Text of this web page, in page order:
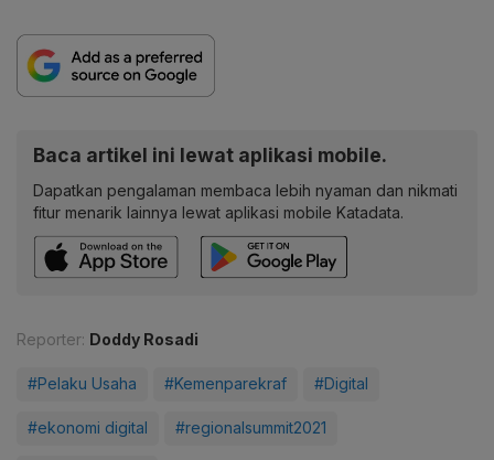
Baca artikel ini lewat aplikasi mobile.
Dapatkan pengalaman membaca lebih nyaman dan nikmati
fitur menarik lainnya lewat aplikasi mobile Katadata.
Reporter: Doddy Rosadi
#Pelaku Usaha #Kemenparekraf #Digital
#ekonomi digital #regionalsummit2021